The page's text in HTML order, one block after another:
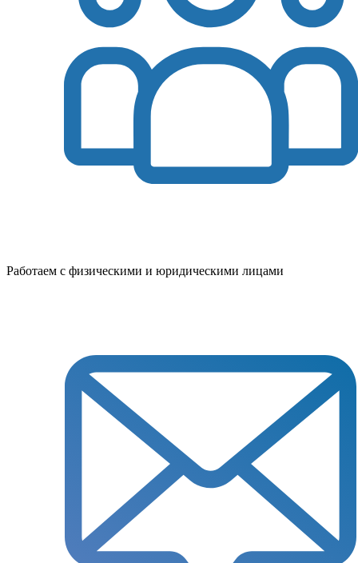
Работаем с физическими и юридическими лицами